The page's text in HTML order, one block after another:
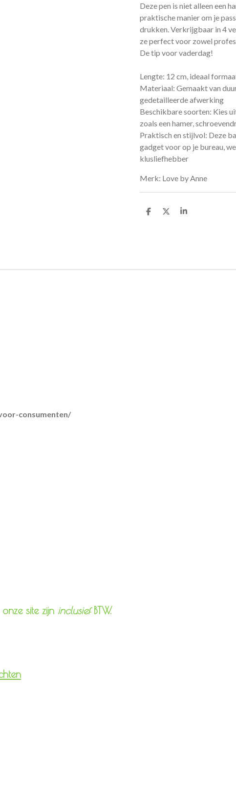
Deze pen is niet alleen een
praktische manier om je
drukken. Verkrijgbaar in 4
ze perfect voor zowel
De tip voor vaderdag!
Lengte: 12 cm, ideaal
Materiaal: Gemaakt van
gedetailleerde afwerking
Beschikbare soorten: Kies
zoals een hamer,
Praktisch en stijlvol: Deze
gadget voor op je bureau,
klusliefhebber
Merk: Love by Anne
D
D
S
consumenten/
site zijn inclusiefBTW.